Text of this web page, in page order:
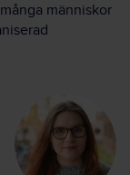
människor